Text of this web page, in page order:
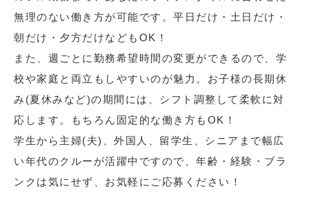
無理のない働き方が可能です。平日だけ・土日だけ・
朝だけ・夕方だけなどもOK！
また、週ごとに勤務希望時間の変更ができるので、学
校や家庭と両立もしやすいのが魅力。お子様の長期休
み(夏休みなど)の期間には、シフト調整して柔軟に対
応します。もちろん固定的な働き方もOK！
学生から主婦(夫)、外国人、留学生、シニアまで幅広
い年代のクルーが活躍中ですので、年齢・経験・ブラ
ンクは気にせず、お気軽にご応募ください！